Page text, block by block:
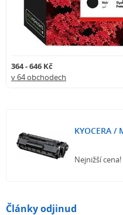
364 - 646 Kč
v 64 obchodech
KYOCERA /
Nejnižší cena!
Články odjinud